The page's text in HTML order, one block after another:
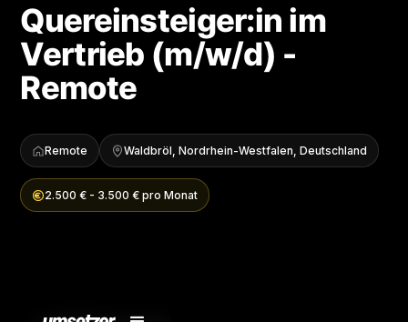
Quereinsteiger:in im
Vertrieb (m/w/d) -
Remote
Remote Waldbröl, Nordrhein-Westfalen, Deutschland
2.500 € - 3.500 € pro Monat